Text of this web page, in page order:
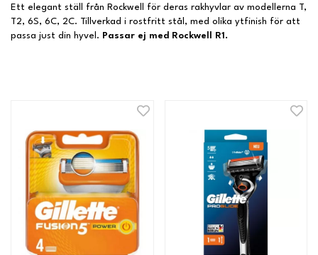
Ett elegant ställ från Rockwell för deras rakhyvlar av modellerna T,
T2, 6S, 6C, 2C. Tillverkad i rostfritt stål, med olika ytfinish för att
passa just din hyvel. Passar ej med Rockwell R1.